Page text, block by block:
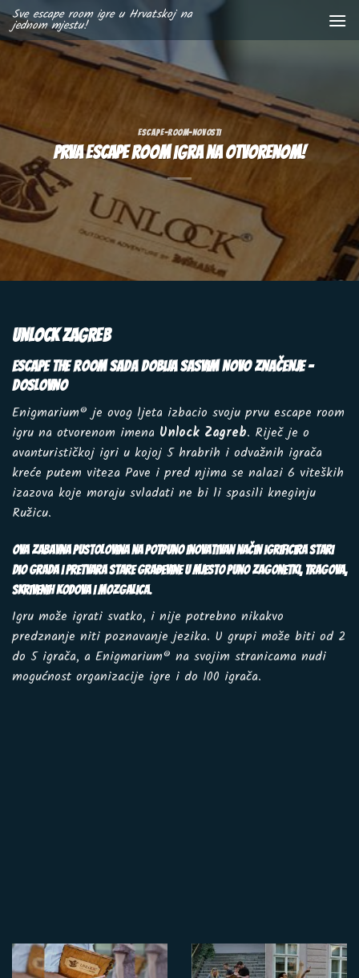
Skip
to
content
Sve escape room igre u Hrvatskoj na
jednom mjestu!
ESCAPE-ROOM-NOVOSTI
Prva escape room igra na otvorenom!
UNLOCK ZAGREB
Escape the room sada dobija sasvim novo značenje –
doslovno
Enigmarium® je ovog ljeta izbacio svoju prvu escape room
igru na otvorenom imena Unlock Zagreb. Riječ je o
avanturističkoj igri u kojoj 5 hrabrih i odvažnih igrača
kreće putem viteza Pave i pred njima se nalazi 6 viteških
izazova koje moraju svladati ne bi li spasili kneginju
Ružicu.
Ova zabavna pustolovina na potpuno inovativan način igrificira stari
dio grada i pretvara stare građevine u mjesto puno zagonetki, tragova,
skrivenih kodova i mozgalica.
Igru može igrati svatko, i nije potrebno nikakvo
predznanje niti poznavanje jezika. U grupi može biti od 2
do 5 igrača, a Enigmarium® na svojim stranicama nudi
mogućnost organizacije igre i do 100 igrača.